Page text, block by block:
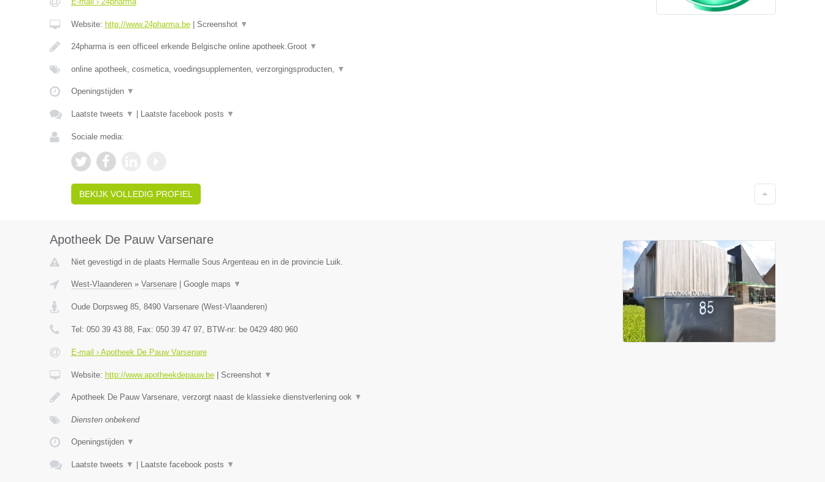
Website: http://www.24pharma.be| Screenshot ▼
24pharma is een officeel erkende Belgische online apotheek.Groot ▼
online apotheek, cosmetica, voedingsupplementen, verzorgingsproducten, ▼
Openingstijden ▼
Laatste tweets ▼ Laatste facebook posts ▼
Sociale media:
BEKIJK VOLLEDIG PROFIEL
Apotheek De Pauw Varsenare
Niet gevestigd in de plaats Hermalle Sous Argenteau en in de provincie Luik.
West-Vlaanderen» Varsenare| Google maps ▼
Oude Dorpsweg 85, 8490 Varsenare(West-Vlaanderen)
Tel: 050 39 43 88, Fax: 050 39 47 97, BTW-nr: be 0429 480 960
E-mail › Apotheek De Pauw Varsenare
Website: http://www.apotheekdepauw.be| Screenshot ▼
Apotheek De Pauw Varsenare, verzorgt naast de klassieke dienstverlening ook ▼
Diensten onbekend
Openingstijden ▼
Laatste tweets ▼ Laatste facebook posts ▼